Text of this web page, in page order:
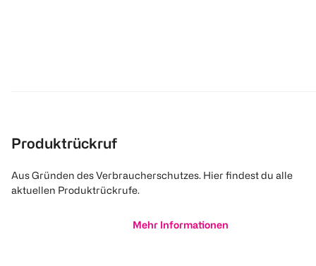
Produktrückruf
Aus Gründen des Verbraucherschutzes. Hier findest du alle
aktuellen Produktrückrufe.
Mehr Informationen